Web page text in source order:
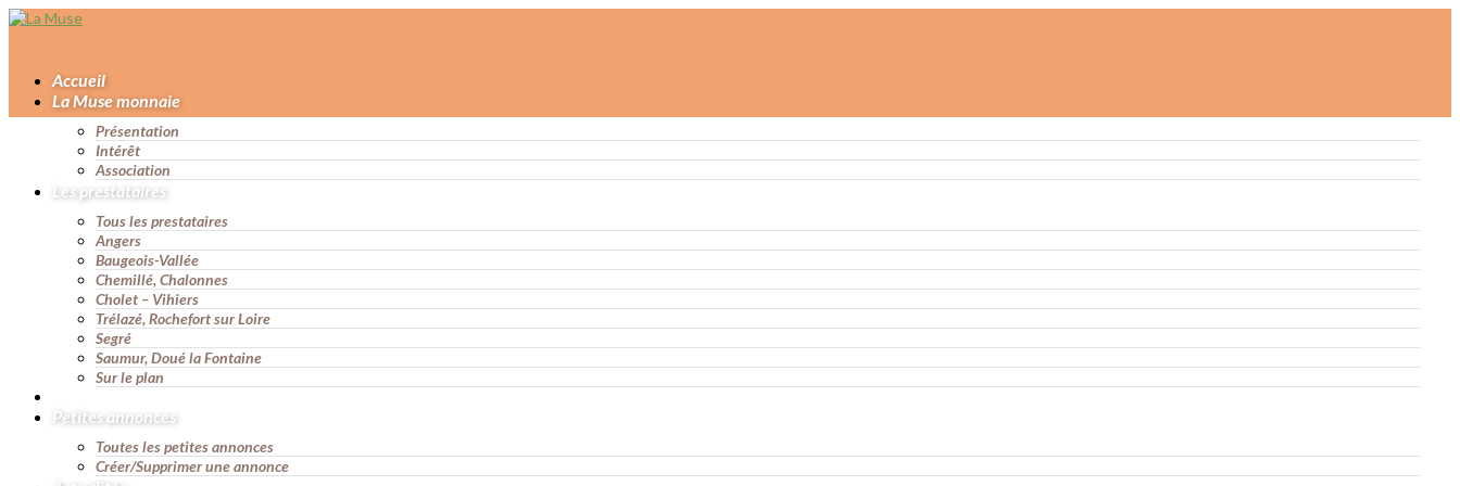
Accueil
La Muse monnaie
Présentation
Intérêt
Association
Les prestataires
Tous les prestataires
Angers
Baugeois-Vallée
Chemillé, Chalonnes
Cholet – Vihiers
Trélazé, Rochefort sur Loire
Segré
Saumur, Doué la Fontaine
Sur le plan
Petites annonces
Toutes les petites annonces
Créer/Supprimer une annonce